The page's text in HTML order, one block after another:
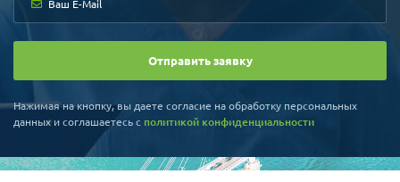
Отправить заявку
Нажимая на кнопку, вы даете согласие на обработку персональных
данных и соглашаетесь c политикой конфиденциальности